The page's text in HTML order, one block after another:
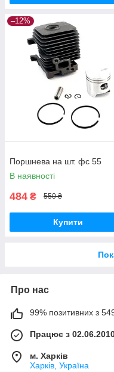
–12%
Поршнева на шт. фс 55
В наявності
484 ₴ 550 ₴
Купити
Про нас
99% позитивних з 549
Працює з
м. Харків
Харків, Україна